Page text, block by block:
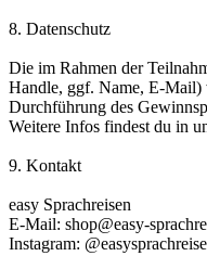
8. Datenschutz
Die im Rahmen der
Handle, ggf. Name, E-Mail)
Durchführung des
Weitere Infos findest du in
9. Kontakt
easy Sprachreisen
E-Mail: shop@easy-
Instagram: